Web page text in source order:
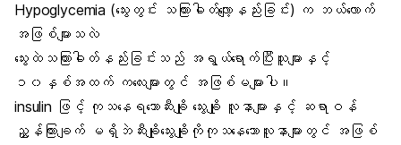
Hypoglycemia (သွေးတွင်း သကြားဓါတ်လျော့နည်းခြင်း) က ဘယ်လောက်
အဖြစ်များသလဲ
သွေးထဲသကြားဓါတ်နည်းခြင်းသည် အရွယ်ရောက်ပြီးသူများနှင့်
၁၀နှစ်အထက် ကလေးများတွင် အဖြစ်မများပါ။
insulin ဖြင့် ကုသနေရသောဆီးချို သွေးချို လူနာများနှင့် ဆရာဝန်
ညွှန်ကြားချက် မရှိဘဲဆီးချိုသွေးချိုကိုကုသနေသောလူနာများတွင် အဖြစ်